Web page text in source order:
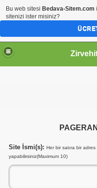
Site İsmi(s): Her bir satıra bir
yapabilirsiniz(Maximum 10)
Bu web sitesi Bedava-Sitem.com
sitenizi ister misiniz?